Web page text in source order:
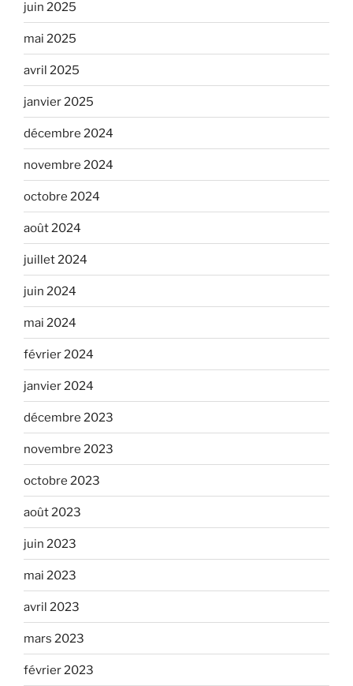
juin 2025
mai 2025
avril 2025
janvier 2025
décembre 2024
novembre 2024
octobre 2024
août 2024
juillet 2024
juin 2024
mai 2024
février 2024
janvier 2024
décembre 2023
novembre 2023
octobre 2023
août 2023
juin 2023
mai 2023
avril 2023
mars 2023
février 2023